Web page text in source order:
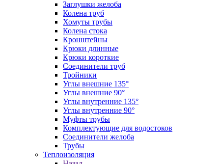
Заглушки желоба
Колена труб
Хомуты трубы
Колена стока
Кронштейны
Крюки длинные
Крюки короткие
Соединители труб
Тройники
Углы внешние 135°
Углы внешние 90°
Углы внутренние 135°
Углы внутренние 90°
Муфты трубы
Комплектующие для водостоков
Соединители желоба
Трубы
Теплоизоляция